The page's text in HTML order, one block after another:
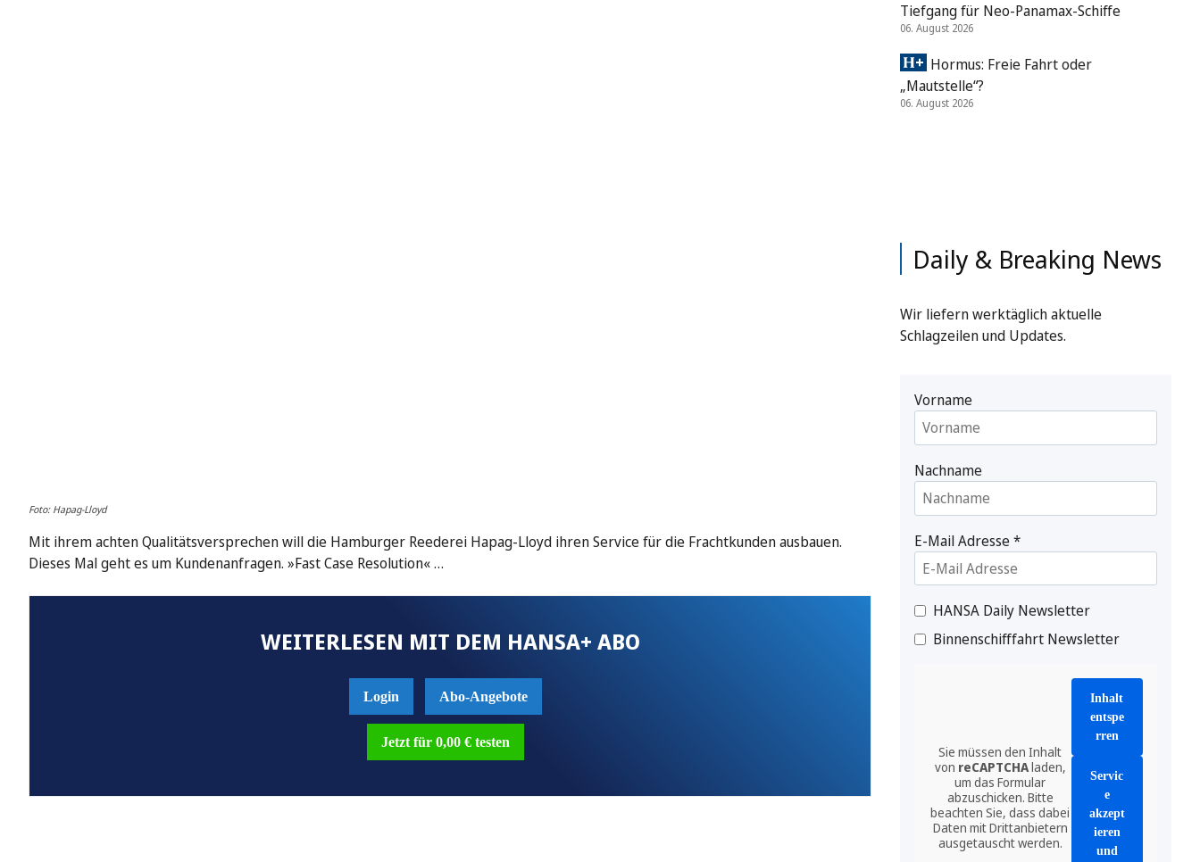
Foto: Hapag-Lloyd
Mit ihrem achten Qualitätsversprechen will die Hamburger Reederei Hapag-Lloyd ihren Service für die Frachtkunden ausbauen.
Dieses Mal geht es um Kundenanfragen. »Fast Case Resolution« …
WEITERLESEN MIT DEM HANSA+ ABO
Login Abo-Angebote
Jetzt für 0,00 € testen
Tiefgang für Neo-Panamax-Schiffe
06. August 2026
Hormus: Freie Fahrt oder
„Mautstelle“?
06. August 2026
Daily & Breaking News
Wir liefern werktäglich aktuelle
Schlagzeilen und Updates.
Vorname
Nachname
E-Mail Adresse*
HANSA Daily Newsletter
Binnenschifffahrt Newsletter
Sie müssen den Inhalt
von reCAPTCHAladen,
um das Formular
abzuschicken. Bitte
beachten Sie, dass dabei
Daten mit Drittanbietern
ausgetauscht werden.
Inhalt
entspe
rren
Servic
e
akzept
ieren
und